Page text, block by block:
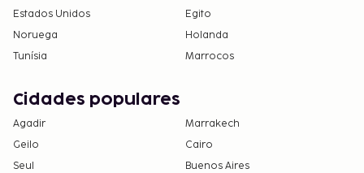
Estados Unidos
Egito
Noruega
Holanda
Tunísia
Marrocos
Cidades populares
Agadir
Marrakech
Geilo
Cairo
Seul
Buenos Aires